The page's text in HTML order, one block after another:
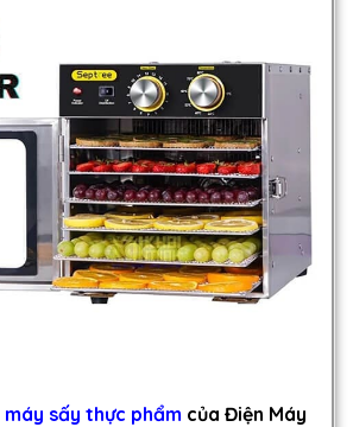
máy sấy thực phẩm của Điện Máy